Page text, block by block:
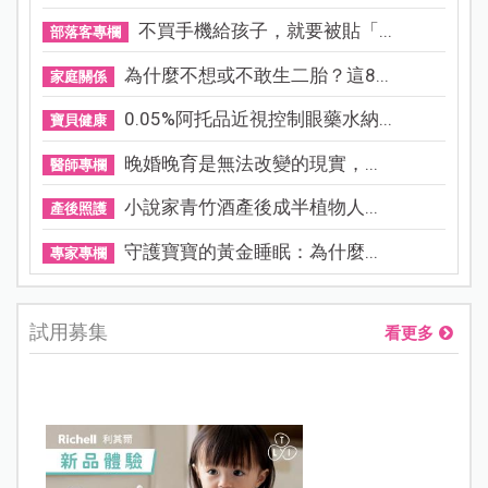
部落客專欄 不買手機給孩子，就要被貼「...
家庭關係 為什麼不想或不敢生二胎？這8...
寶貝健康 0.05%阿托品近視控制眼藥水納...
醫師專欄 晚婚晚育是無法改變的現實，...
產後照護 小說家青竹酒產後成半植物人...
專家專欄 守護寶寶的黃金睡眠：為什麼...
試用募集 看更多